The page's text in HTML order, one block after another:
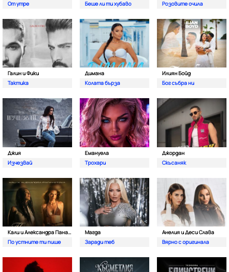
От утре
Беше ли ти хубаво
Розовите очила
Галин и Фики
Тактика
Димана
Колата бърза
Илиян Бойд
Бог събра ни
Джия
Изчезвай
Емануела
Трохари
Джордан
Скъсаняк
Кали и Александра Панайотова
По устните ти пише
Магда
Заради теб
Анелия и Деси Слава
Вярно с оригинала